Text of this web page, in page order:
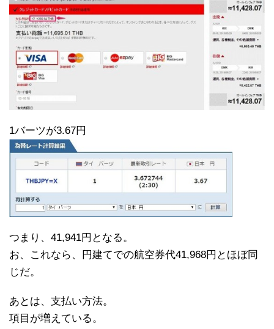
1バーツが3.67円
つまり、41,941円となる。
お、これなら、円建てでの航空券代41,968円とほぼ同
じだ。
あとは、支払い方法。
項目が増えている。